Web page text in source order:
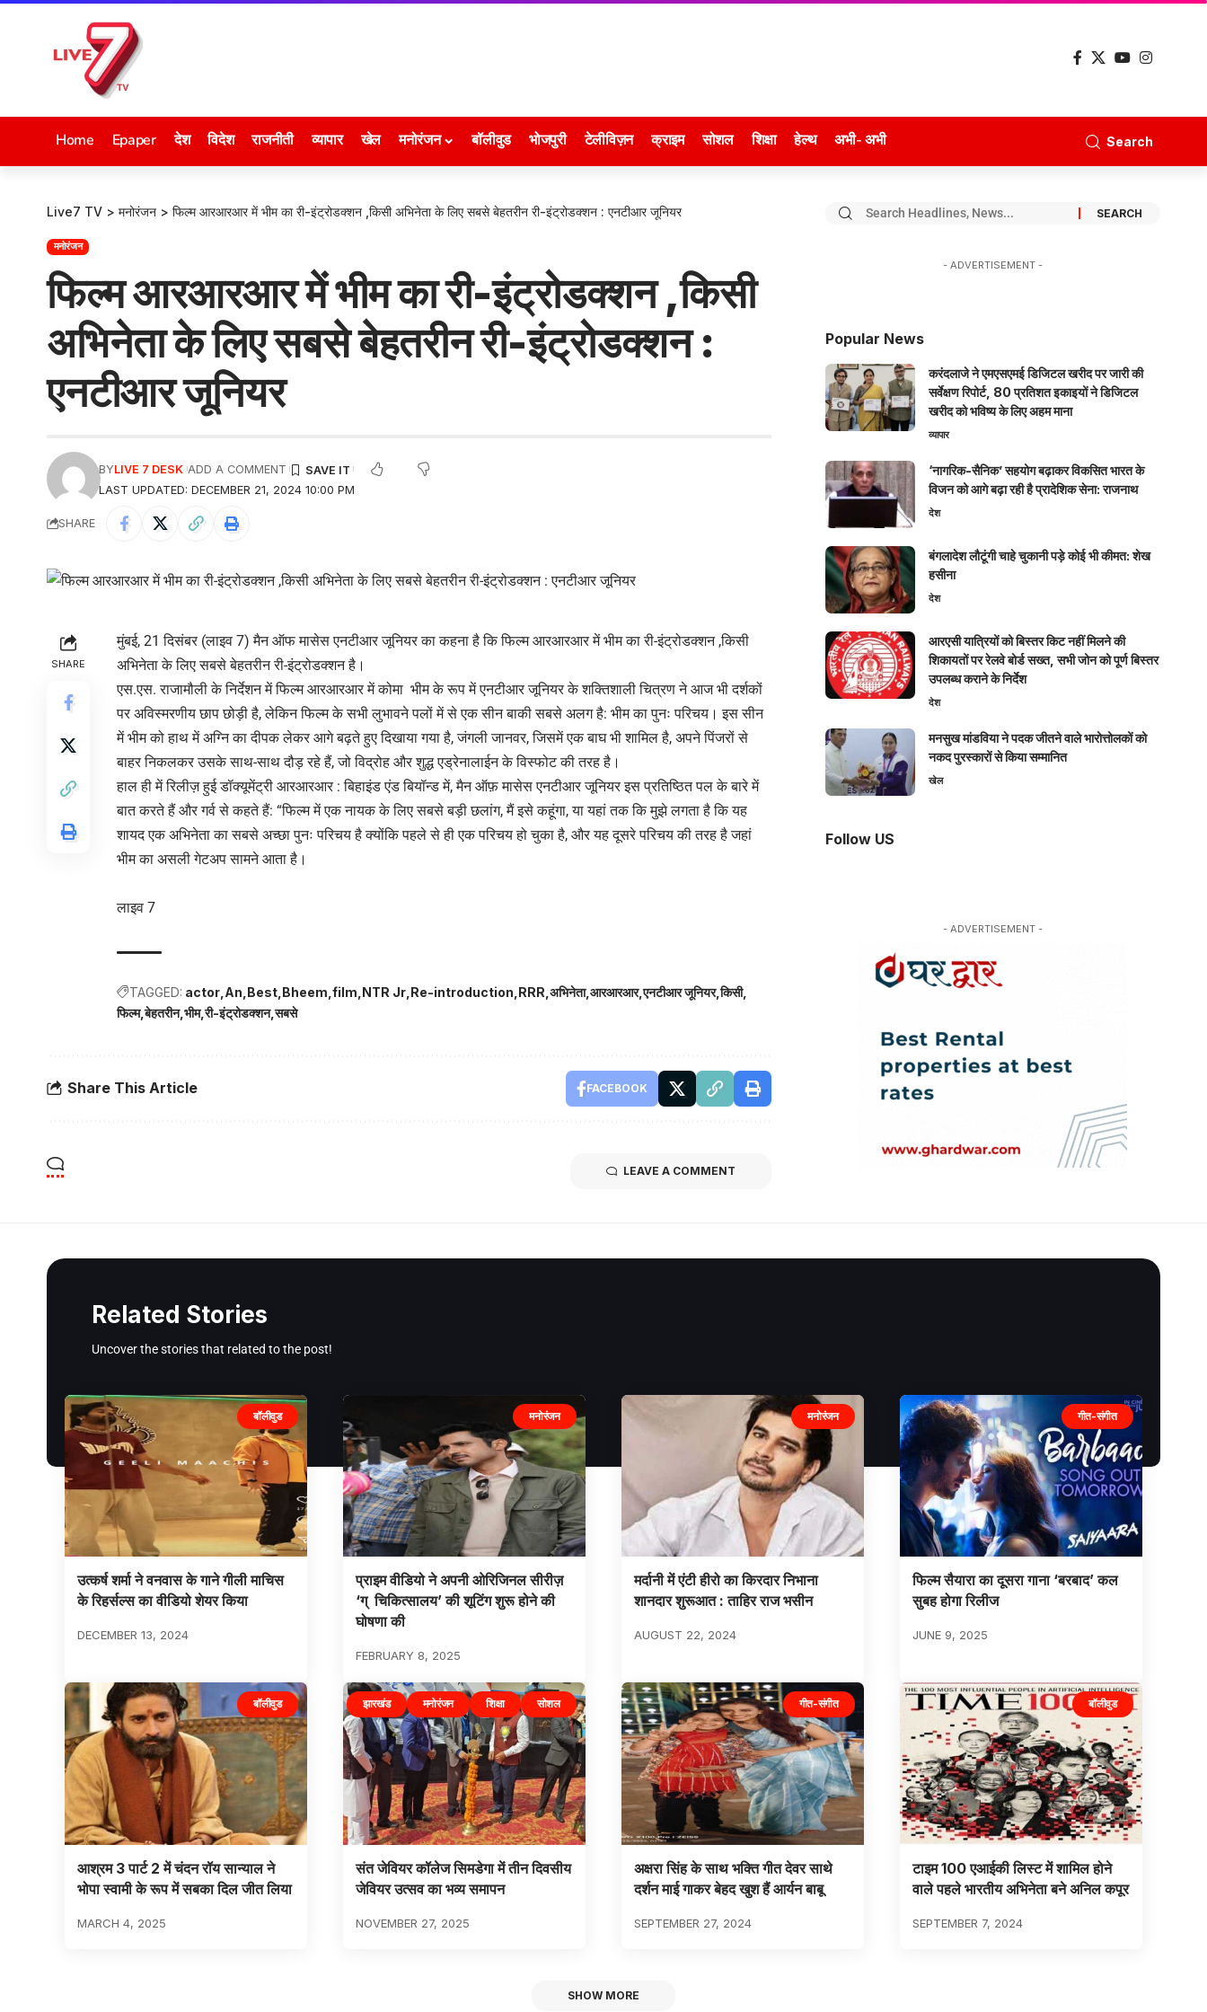
Home Epaper देश विदेश राजनीती व्यापार खेल मनोरंजन बॉलीवुड भोजपुरी टेलीविज़न क्राइम सोशल शिक्षा हेल्थ अभी- अभी Search
Live7 TV > मनोरंजन > फिल्म आरआरआर में भीम का री-इंट्रोडक्शन ,किसी अभिनेता के लिए सबसे बेहतरीन री-इंट्रोडक्शन : एनटीआर जूनियर
मनोरंजन
फिल्म आरआरआर में भीम का री-इंट्रोडक्शन ,किसी
अभिनेता के लिए सबसे बेहतरीन री-इंट्रोडक्शन :
एनटीआर जूनियर
LAST UPDATED: DECEMBER 21, 2024 10:00 PM
BYLIVE 7 DESK ADD A COMMENT
SHARE
SHARE
मुंबई, 21 दिसंबर (लाइव 7) मैन ऑफ मासेस एनटीआर जूनियर का कहना है कि फिल्म आरआरआर में भीम का री-इंट्रोडक्शन ,किसी
अभिनेता के लिए सबसे बेहतरीन री-इंट्रोडक्शन है।
एस.एस. राजामौली के निर्देशन में फिल्म आरआरआर में कोमा भीम के रूप में एनटीआर जूनियर के शक्तिशाली चित्रण ने आज भी दर्शकों
पर अविस्मरणीय छाप छोड़ी है, लेकिन फिल्म के सभी लुभावने पलों में से एक सीन बाकी सबसे अलग है: भीम का पुनः परिचय। इस सीन
में भीम को हाथ में अग्नि का दीपक लेकर आगे बढ़ते हुए दिखाया गया है, जंगली जानवर, जिसमें एक बाघ भी शामिल है, अपने पिंजरों से
बाहर निकलकर उसके साथ-साथ दौड़ रहे हैं, जो विद्रोह और शुद्ध एड्रेनालाईन के विस्फोट की तरह है।
हाल ही में रिलीज़ हुई डॉक्यूमेंट्री आरआरआर : बिहाइंड एंड बियॉन्ड में, मैन ऑफ़ मासेस एनटीआर जूनियर इस प्रतिष्ठित पल के बारे में
बात करते हैं और गर्व से कहते हैं: “फिल्म में एक नायक के लिए सबसे बड़ी छलांग, मैं इसे कहूंगा, या यहां तक ​​कि मुझे लगता है कि यह
शायद एक अभिनेता का सबसे अच्छा पुनः परिचय है क्योंकि पहले से ही एक परिचय हो चुका है, और यह दूसरे परिचय की तरह है जहां
भीम का असली गेटअप सामने आता है।
लाइव 7
TAGGED: actor An Best Bheem film NTR Jr Re-introduction RRR अभिनेता आरआरआर एनटीआर जूनियर किसी
फिल्म बेहतरीन भीम री-इंट्रोडक्शन सबसे
Share This Article FACEBOOK
LEAVE A COMMENT
- ADVERTISEMENT -
Popular News
करंदलाजे ने एमएसएमई डिजिटल खरीद पर जारी की
सर्वेक्षण रिपोर्ट, 80 प्रतिशत इकाइयों ने डिजिटल
खरीद को भविष्य के लिए अहम माना
व्यापार
‘नागरिक-सैनिक’ सहयोग बढ़ाकर विकसित भारत के
विजन को आगे बढ़ा रही है प्रादेशिक सेना: राजनाथ
देश
बंगलादेश लौटूंगी चाहे चुकानी पड़े कोई भी कीमत: शेख
हसीना
देश
आरएसी यात्रियों को बिस्तर किट नहीं मिलने की
शिकायतों पर रेलवे बोर्ड सख्त, सभी जोन को पूर्ण बिस्तर
उपलब्ध कराने के निर्देश
देश
मनसुख मांडविया ने पदक जीतने वाले भारोत्तोलकों को
नकद पुरस्कारों से किया सम्मानित
खेल
Follow US
- ADVERTISEMENT -
Related Stories
Uncover the stories that related to the post!
बॉलीवुड
उत्कर्ष शर्मा ने वनवास के गाने गीली माचिस
के रिहर्सल्स का वीडियो शेयर किया
DECEMBER 13, 2024
मनोरंजन
प्राइम वीडियो ने अपनी ओरिजिनल सीरीज़
‘ग् चिकित्सालय’ की शूटिंग शुरू होने की
घोषणा की
FEBRUARY 8, 2025
मनोरंजन
मर्दानी में एंटी हीरो का किरदार निभाना
शानदार शुरूआत : ताहिर राज भसीन
AUGUST 22, 2024
गीत-संगीत
फिल्म सैयारा का दूसरा गाना ‘बरबाद’ कल
सुबह होगा रिलीज
JUNE 9, 2025
बॉलीवुड
आश्रम 3 पार्ट 2 में चंदन रॉय सान्याल ने
भोपा स्वामी के रूप में सबका दिल जीत लिया
MARCH 4, 2025
झारखंड मनोरंजन शिक्षा सोशल
संत जेवियर कॉलेज सिमडेगा में तीन दिवसीय
जेवियर उत्सव का भव्य समापन
NOVEMBER 27, 2025
गीत-संगीत
अक्षरा सिंह के साथ भक्ति गीत देवर साथे
दर्शन माई गाकर बेहद खुश हैं आर्यन बाबू
SEPTEMBER 27, 2024
बॉलीवुड
टाइम 100 एआईकी लिस्ट में शामिल होने
वाले पहले भारतीय अभिनेता बने अनिल कपूर
SEPTEMBER 7, 2024
SHOW MORE